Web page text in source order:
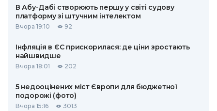
В Абу-Дабі створюють першу у світі судову
платформу зі штучним інтелектом
Вчора 19:10 92
Інфляція в ЄС прискорилася: де ціни зростають
найшвидше
Вчора 18:01 202
5 недооцінених міст Європи для бюджетної
подорожі (фото)
Вчора 15:16 3013